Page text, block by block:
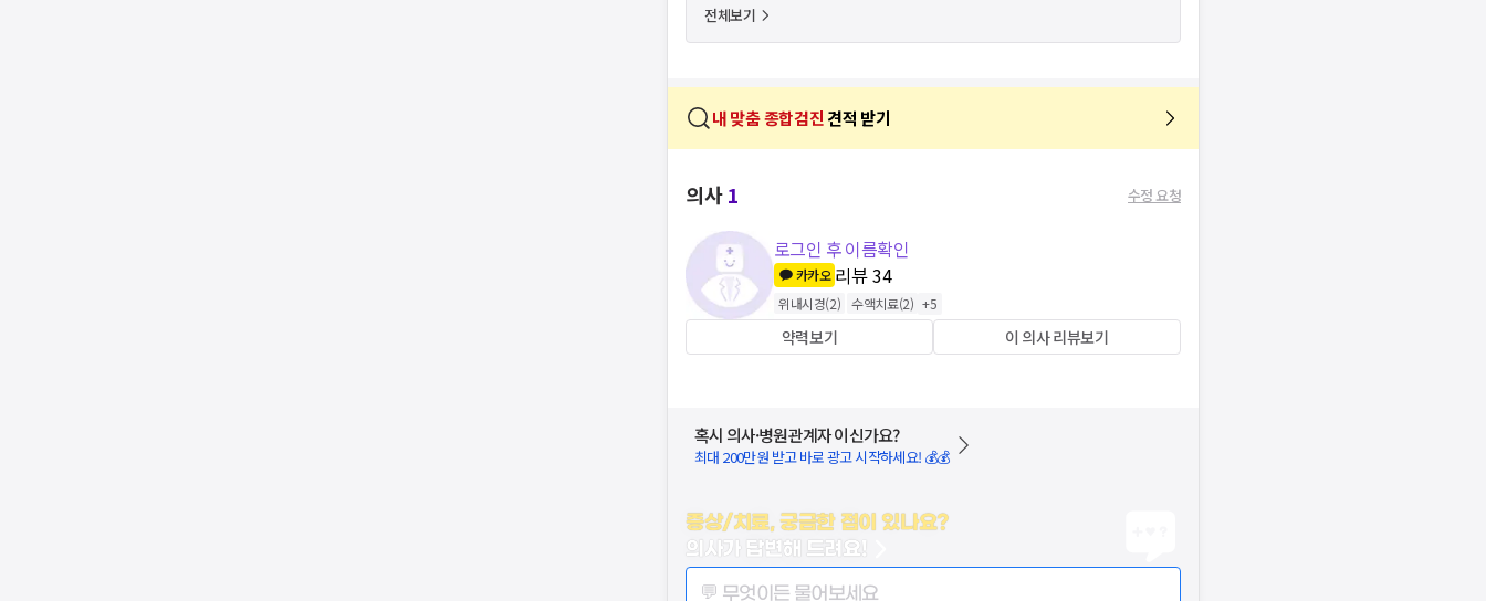
전체보기
내 맞춤 종합검진 견적 받기
의사1 수정 요청
로그인 후 이름확인
카카오 리뷰34
위내시경(2) 수액치료(2) +5
약력보기 이 의사 리뷰보기
혹시 의사·병원관계자 이신가요?
최대 200만원 받고 바로 광고 시작하세요! 💰💰
증상/치료, 궁금한 점이 있나요?
의사가 답변해 드려요!
💬 무엇이든 물어보세요